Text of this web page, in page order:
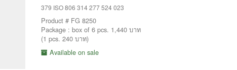
379 ISO 806 314 277 524 023
Product # FG 8250
Package : box of 6 pcs. 1,440 บาท
(1 pcs. 240 บาท)
Available on sale